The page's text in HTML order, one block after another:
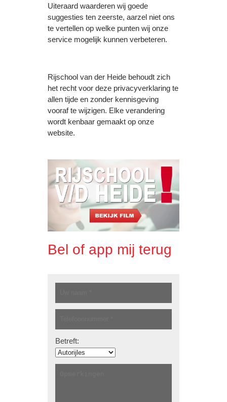
Uiteraard waarderen wij goede
suggesties ten zeerste, aarzel niet ons
te vertellen op welke punten wij onze
service mogelijk kunnen verbeteren.
Rijschool van der Heide behoudt zich
het recht voor deze privacyverklaring te
allen tijde en zonder kennisgeving
vooraf te wijzigen. Elke verandering
wordt kenbaar gemaakt op onze
website.
Bel of app mij terug
Betreft: